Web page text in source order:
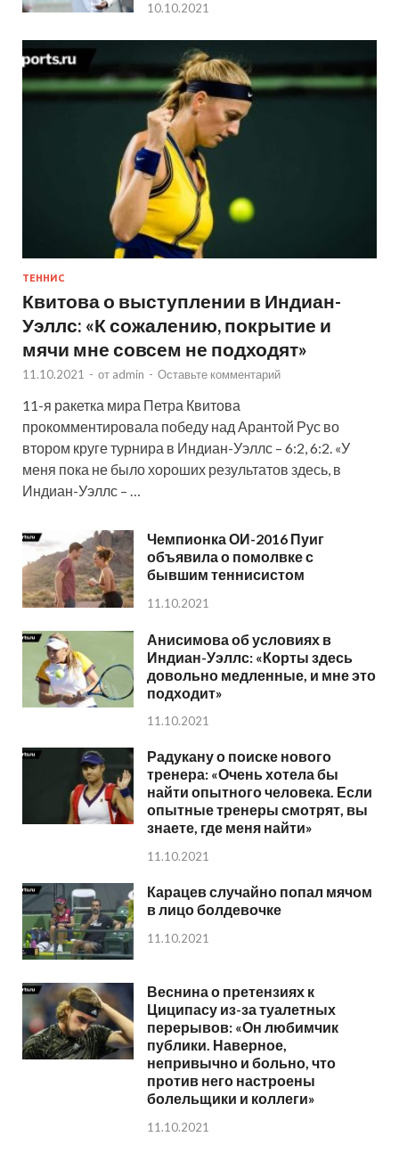
10.10.2021
ТЕННИС
Квитова о выступлении в Индиан-
Уэллс: «К сожалению, покрытие и
мячи мне совсем не подходят»
11.10.2021 - от admin - Оставьте комментарий
11-я ракетка мира Петра Квитова
прокомментировала победу над Арантой Рус во
втором круге турнира в Индиан-Уэллс – 6:2, 6:2. «У
меня пока не было хороших результатов здесь, в
Индиан-Уэллс – …
Чемпионка ОИ-2016 Пуиг
объявила о помолвке с
бывшим теннисистом
11.10.2021
Анисимова об условиях в
Индиан-Уэллс: «Корты здесь
довольно медленные, и мне это
подходит»
11.10.2021
Радукану о поиске нового
тренера: «Очень хотела бы
найти опытного человека. Если
опытные тренеры смотрят, вы
знаете, где меня найти»
11.10.2021
Карацев случайно попал мячом
в лицо болдевочке
11.10.2021
Веснина о претензиях к
Циципасу из-за туалетных
перерывов: «Он любимчик
публики. Наверное,
непривычно и больно, что
против него настроены
болельщики и коллеги»
11.10.2021